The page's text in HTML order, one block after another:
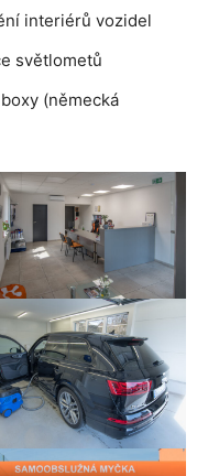
interiérů vozidel
světlometů
(německá